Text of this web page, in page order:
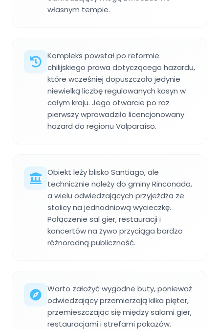
własnym tempie.
Kompleks powstał po reformie
chilijskiego prawa dotyczącego hazardu,
które wcześniej dopuszczało jedynie
niewielką liczbę regulowanych kasyn w
całym kraju. Jego otwarcie po raz
pierwszy wprowadziło licencjonowany
hazard do regionu Valparaíso.
Obiekt leży blisko Santiago, ale
technicznie należy do gminy Rinconada,
a wielu odwiedzających przyjeżdża ze
stolicy na jednodniową wycieczkę.
Połączenie sal gier, restauracji i
koncertów na żywo przyciąga bardzo
różnorodną publiczność.
Warto założyć wygodne buty, ponieważ
odwiedzający przemierzają kilka pięter,
przemieszczając się między salami gier,
restauracjami i strefami pokazów.